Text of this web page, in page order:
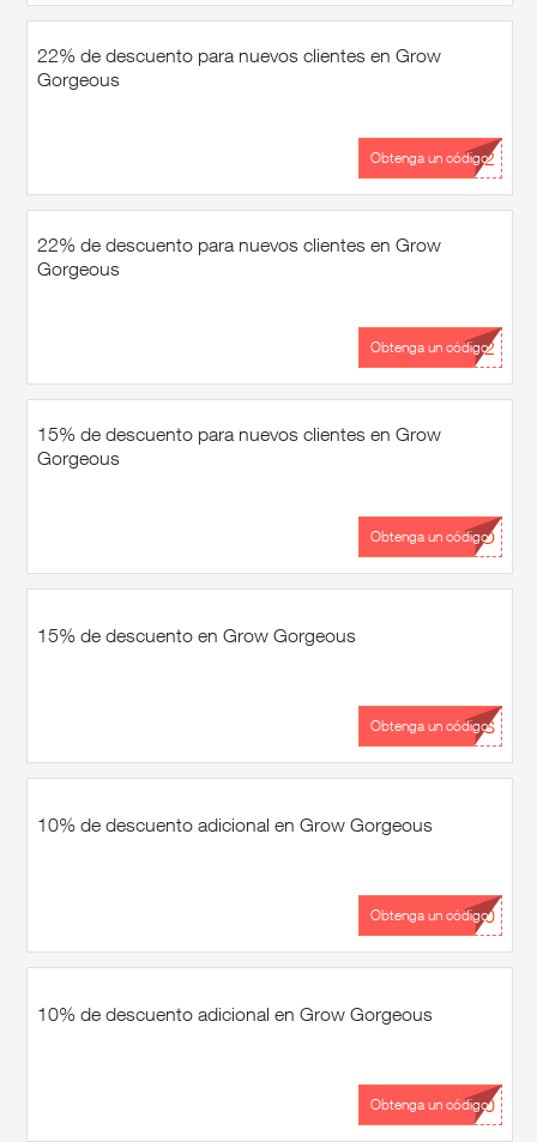
con Grow Gorgeous códigos de
divirtiéndose en su aventura de
22% de descuento para nuevos clientes en Grow
Gorgeous
...22
Obtenga un código
22% de descuento para nuevos clientes en Grow
Gorgeous
...22
Obtenga un código
15% de descuento para nuevos clientes en Grow
Gorgeous
...DO
Obtenga un código
15% de descuento en Grow Gorgeous
...US
Obtenga un código
10% de descuento adicional en Grow Gorgeous
...10
Obtenga un código
10% de descuento adicional en Grow Gorgeous
...10
Obtenga un código